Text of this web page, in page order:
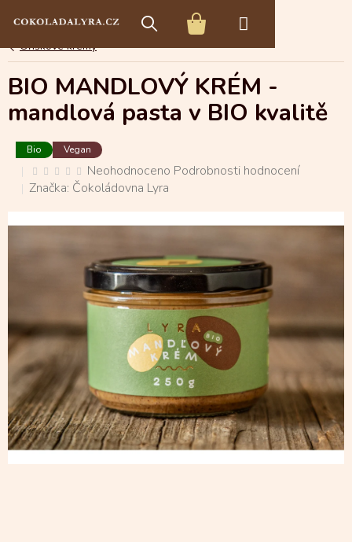
NÁKUPNÍ
KOŠÍK
E-shop s čokoládou Čokoládové speciality
Oříškové krémy
BIO MANDLOVÝ KRÉM -
mandlová pasta v BIO kvalitě
Bio Vegan
Průměrné
hodnocení
produktu
je
z
5
Neohodnoceno Podrobnosti hodnocení
Značka: Čokoládovna Lyra